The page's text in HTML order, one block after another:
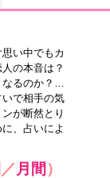
い中でもカ
の本音は？
なるのか？…
で相手の気
が断然とり
、占いによ
／ 月間 ）